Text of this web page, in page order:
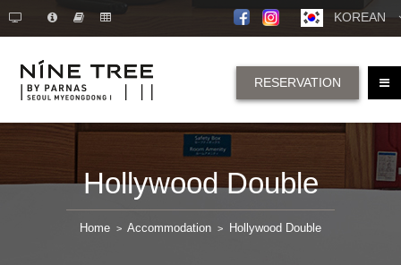
KOREAN
RESERVATION
Hollywood Double
Home > Accommodation > Hollywood Double